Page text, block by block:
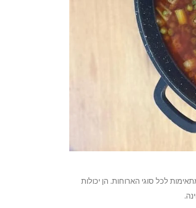
לכל סוגי הארוחות. הן יכולות